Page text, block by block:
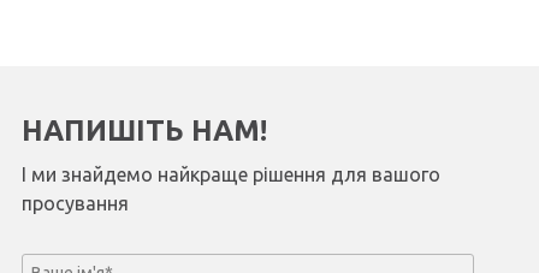
НАПИШІТЬ НАМ!
І ми знайдемо найкраще рішення для вашого
просування